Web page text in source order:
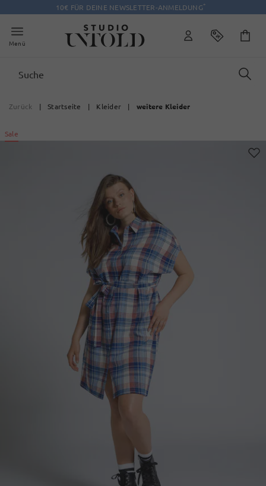
10€ FÜR DEINE NEWSLETTER-ANMELDUNG*
Menü
Zurück | Startseite | Kleider | weitere Kleider
Sale